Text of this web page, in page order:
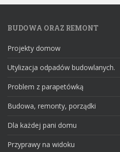
BUDOWA ORAZ REMONT
Projekty domow
Utylizacja odpadów budowlanych.
Problem z parapetówką
Budowa, remonty, porządki
Dla każdej pani domu
Przyprawy na widoku